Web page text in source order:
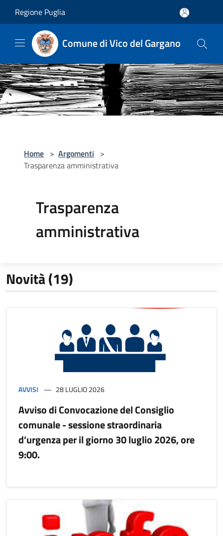
Regione Puglia
Comune di Vico del Gargano
Home > Argomenti >
Trasparenza amministrativa
Trasparenza
amministrativa
Novità (19)
AVVISI 28 LUGLIO 2026
Avviso di Convocazione del Consiglio
comunale - sessione straordinaria
d’urgenza per il giorno 30 luglio 2026, ore
9:00.